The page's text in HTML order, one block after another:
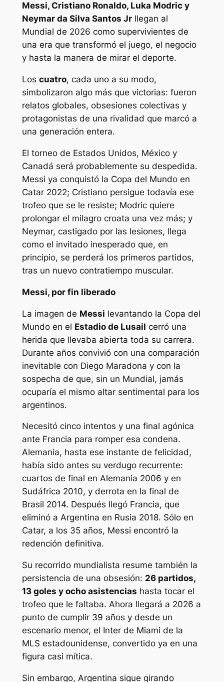
Messi, Cristiano Ronaldo, Luka Modric y
Neymar da Silva Santos Jrllegan al
Mundial de 2026 como supervivientes de
una era que transformó el juego, el negocio
y hasta la manera de mirar el deporte.
Los cuatro, cada uno a su modo,
simbolizaron algo más que victorias: fueron
relatos globales, obsesiones colectivas y
protagonistas de una rivalidad que marcó a
una generación entera.
El torneo de Estados Unidos, México y
Canadá será probablemente su despedida.
Messi ya conquistó la Copa del Mundo en
Catar 2022; Cristiano persigue todavía ese
trofeo que se le resiste; Modric quiere
prolongar el milagro croata una vez más; y
Neymar, castigado por las lesiones, llega
como el invitado inesperado que, en
principio, se perderá los primeros partidos,
tras un nuevo contratiempo muscular.
Messi, por fin liberado
La imagen de Messi levantando la Copa del
Mundo en el Estadio de Lusail cerró una
herida que llevaba abierta toda su carrera.
Durante años convivió con una comparación
inevitable con Diego Maradona y con la
sospecha de que, sin un Mundial, jamás
ocuparía el mismo altar sentimental para los
argentinos.
Necesitó cinco intentos y una final agónica
ante Francia para romper esa condena.
Alemania, hasta ese instante de felicidad,
había sido antes su verdugo recurrente:
cuartos de final en Alemania 2006 y en
Sudáfrica 2010, y derrota en la final de
Brasil 2014. Después llegó Francia, que
eliminó a Argentina en Rusia 2018. Sólo en
Catar, a los 35 años, Messi encontró la
redención definitiva.
Su recorrido mundialista resume también la
persistencia de una obsesión: 26 partidos,
13 goles y ocho asistencias hasta tocar el
trofeo que le faltaba. Ahora llegará a 2026 a
punto de cumplir 39 años y desde un
escenario menor, el Inter de Miami de la
MLS estadounidense, convertido ya en una
figura casi mítica.
Sin embargo, Argentina sigue girando